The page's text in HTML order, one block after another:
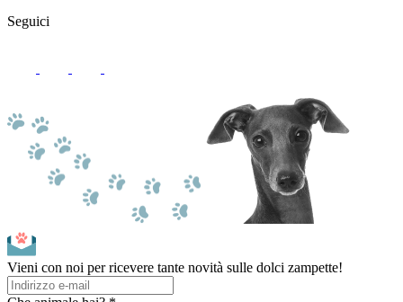
Seguici
Vieni con noi per ricevere tante novità sulle dolci zampette!